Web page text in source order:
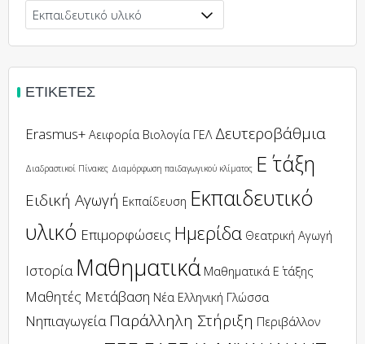
Kατηγορίες
ΕΤΙΚΈΤΕΣ
Erasmus+ Αειφορία Βιολογία ΓΕΛ Δευτεροβάθμια
Διαδραστικοί Πίνακες Διαμόρφωση παιδαγωγικού κλίματος Ε΄ τάξη
Ειδική Αγωγή Εκπαίδευση Εκπαιδευτικό
υλικό Επιμορφώσεις Ημερίδα Θεατρική Αγωγή
Ιστορία Μαθηματικά Μαθηματικά Ε΄ τάξης
Μαθητές Μετάβαση Νέα Ελληνική Γλώσσα
Νηπιαγωγεία Παράλληλη Στήριξη Περιβάλλον